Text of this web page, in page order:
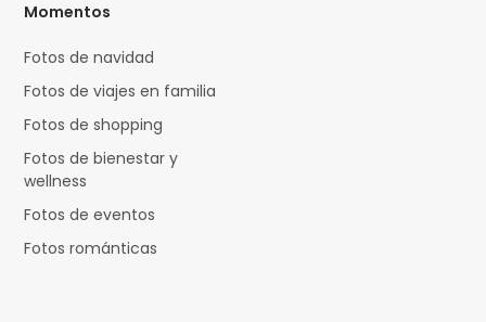
Momentos
Fotos de navidad
Fotos de viajes en familia
Fotos de shopping
Fotos de bienestar y
wellness
Fotos de eventos
Fotos románticas